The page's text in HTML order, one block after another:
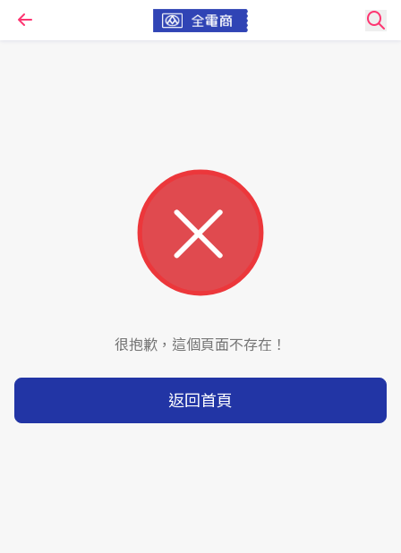
很抱歉，這個頁面不存在！
返回首頁